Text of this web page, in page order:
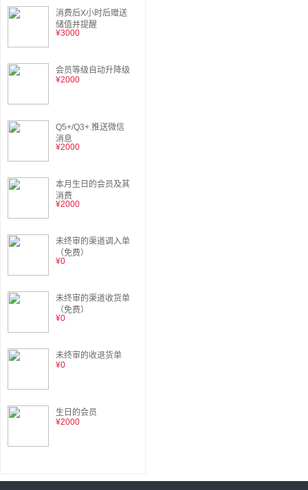
消费后X小时后赠送
储值并提醒
¥3000
会员等级自动升降级
¥2000
Q5+/Q3+.推送微信
消息
¥2000
本月生日的会员及其
消费
¥2000
未终审的渠道调入单
（免费）
¥0
未终审的渠道收货单
（免费）
¥0
未终审的收退货单
¥0
生日的会员
¥2000